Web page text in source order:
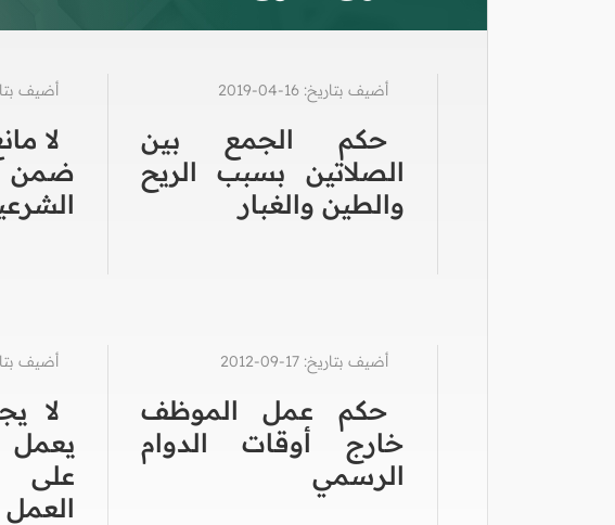
أضيف بتاريخ: 16-04-2019
حكم الجمع بين
الصلاتين بسبب الريح
والطين والغبار
أضيف بتاريخ:
لا
أضيف بتاريخ: 17-09-2012
حكم عمل الموظف
خارج أوقات الدوام
الرسمي
أضيف بتاريخ:
لا
على
العمل